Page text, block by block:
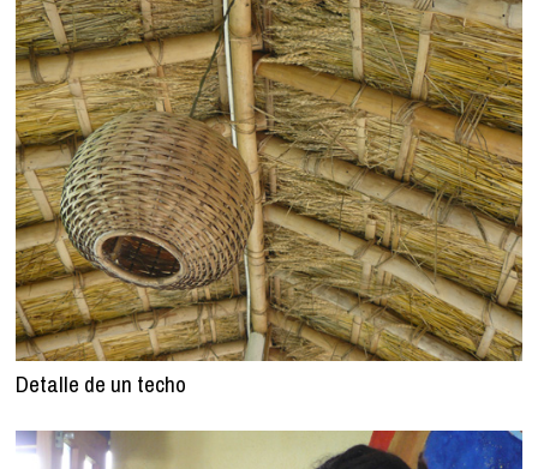
Detalle de un techo